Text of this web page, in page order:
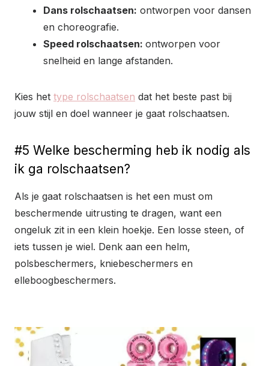
Dans rolschaatsen: ontworpen voor dansen
en choreografie.
Speed rolschaatsen: ontworpen voor
snelheid en lange afstanden.
Kies het type rolschaatsen dat het beste past bij
jouw stijl en doel wanneer je gaat rolschaatsen.
#5 Welke bescherming heb ik nodig als
ik ga rolschaatsen?
Als je gaat rolschaatsen is het een must om
beschermende uitrusting te dragen, want een
ongeluk zit in een klein hoekje. Een losse steen, of
iets tussen je wiel. Denk aan een helm,
polsbeschermers, kniebeschermers en
elleboogbeschermers.